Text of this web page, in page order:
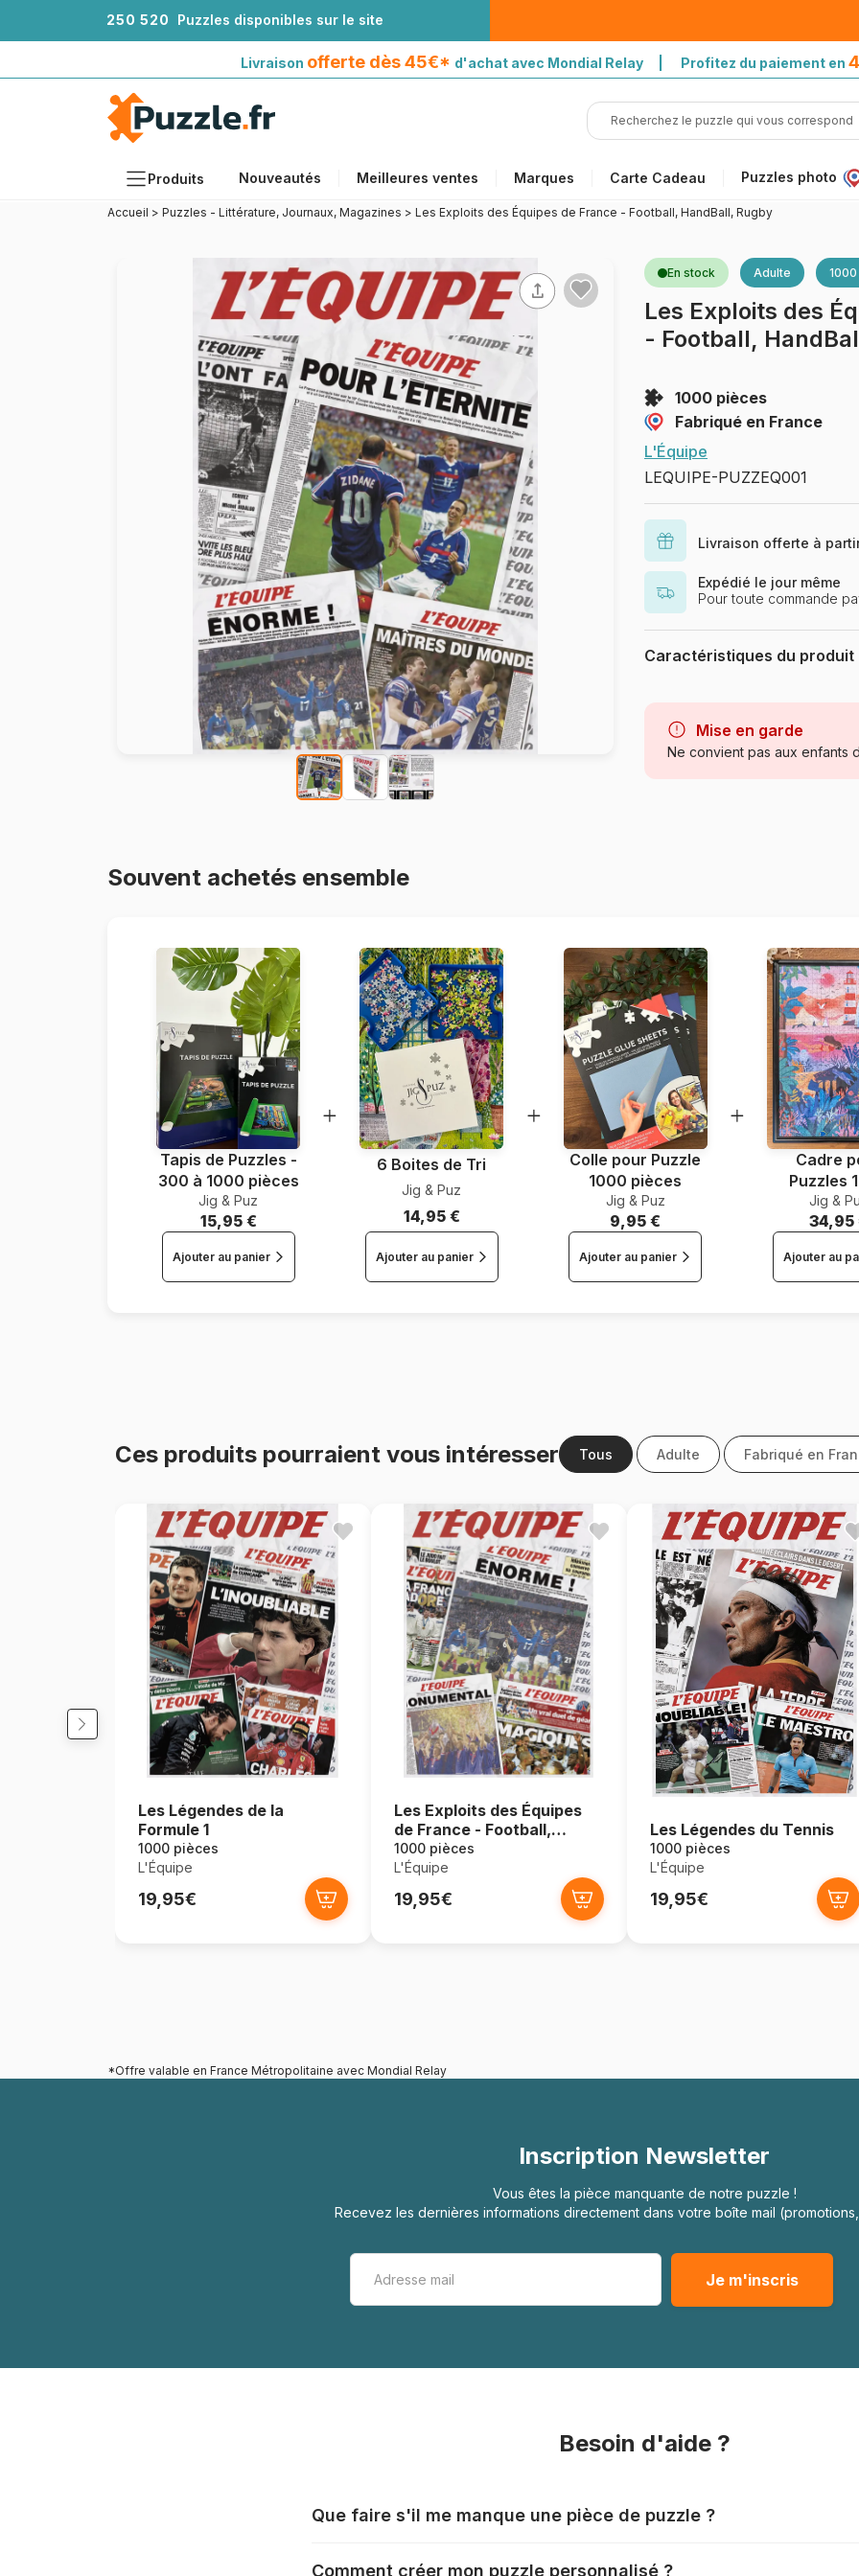
250 520 Puzzles disponibles sur le site
Livraison offerte dès 45€* d'achat avec Mondial Relay | Profitez du paiement en
Produits Nouveautés Meilleures ventes Marques Carte Cadeau Puzzles photo
Accessoires
Puzzles en bois
Peinture au numéro
avec Mondial Relay
Accueil > Puzzles - Littérature, Journaux, Magazines > Les Exploits des Équipes de France - Football, HandBall, Rugby
En stock Adulte
Les Exploits des
- Football,
1000 pièces
Fabriqué en France
L'Équipe
LEQUIPE-PUZZEQ001
Livraison offerte à
Expédié le jour même
Pour toute commande
Caractéristiques du produit
Catégorie
Dimensions
Mise en garde
Ne convient pas aux enfants
Souvent achetés ensemble
Tapis de Puzzles -
300 à 1000 pièces
Jig & Puz
15,95 €
Ajouter au panier
6 Boites de Tri
Jig & Puz
14,95 €
Ajouter au panier
Colle pour Puzzle
1000 pièces
Jig & Puz
9,95 €
Ajouter au panier
Cadre
Puzzles
Jig &
34,95
Ajouter au
Ces produits pourraient vous intéresser Tous Adulte Fabriqué en
Les Légendes de la
Formule 1
1000 pièces
L'Équipe
19,95€
Les Exploits des Équipes
de France - Football,
Basket, Rugby
1000 pièces
L'Équipe
19,95€
Les Légendes du Tennis
1000 pièces
L'Équipe
19,95€
*Offre valable en France Métropolitaine avec Mondial Relay
Inscription Newsletter
Vous êtes la pièce manquante de notre puzzle !
Recevez les dernières informations directement dans votre boîte mail
Besoin d'aide ?
Que faire s'il me manque une pièce de puzzle ?
Comment créer mon puzzle personnalisé ?